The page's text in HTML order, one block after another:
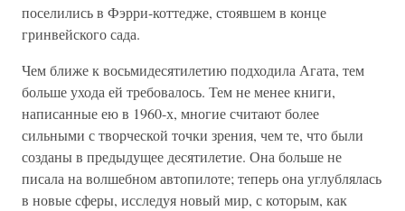
поселились в Фэрри-коттедже, стоявшем в конце
гринвейского сада.
Чем ближе к восьмидесятилетию подходила Агата, тем
больше ухода ей требовалось. Тем не менее книги,
написанные ею в 1960-х, многие считают более
сильными с творческой точки зрения, чем те, что были
созданы в предыдущее десятилетие. Она больше не
писала на волшебном автопилоте; теперь она углублялась
в новые сферы, исследуя новый мир, с которым, как